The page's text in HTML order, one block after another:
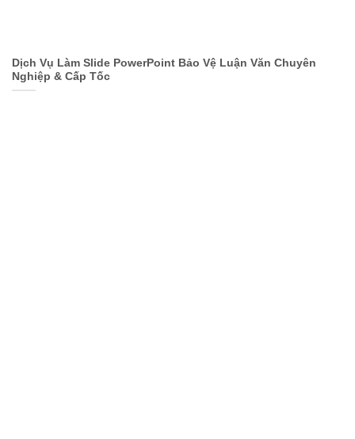
Dịch Vụ Làm Slide PowerPoint Bảo Vệ Luận Văn Chuyên
Nghiệp & Cấp Tốc